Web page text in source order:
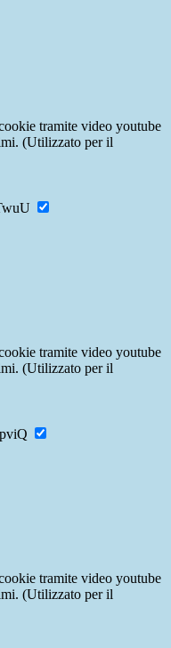
tramite video youtube
(Utilizzato per il
tramite video youtube
(Utilizzato per il
tramite video youtube
(Utilizzato per il